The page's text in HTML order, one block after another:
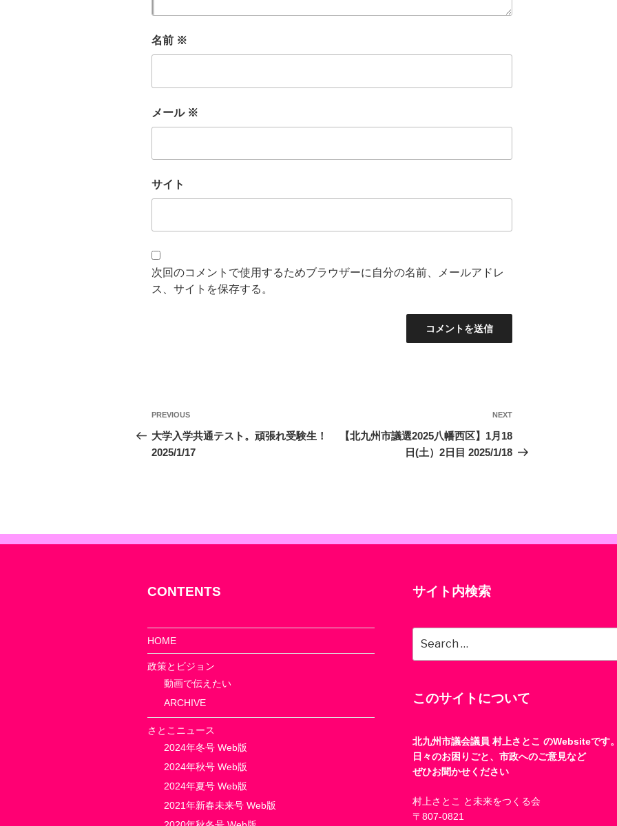
名前 ※
メール ※
サイト
次回のコメントで使用するためブラウザーに自分の名前、メールアドレ
ス、サイトを保存する。
投
稿
ナ
ー
ョ
Previous
Post
PREVIOUS
大学入学共通テスト。頑張れ受験生！
2025/1/17
Next
Post
NEXT
【北九州市議選2025八幡西区】1月18
日(土）2日目 2025/1/18
CONTENTS
HOME
政策とビジョン
動画で伝えたい
ARCHIVE
さとこニュース
2024年冬号 Web版
2024年秋号 Web版
2024年夏号 Web版
2021年新春未来号 Web版
サイト内検索
for:
このサイトについて
北九州市議会議員 村上さとこ のWebsiteです
日々のお困りごと、市政へのご意見など
ぜひお聞かせください
村上さとこ と未来をつくる会
〒807-0821